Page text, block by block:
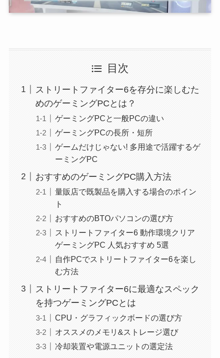
目次
ストリートファイター6を存分に楽しむた
めのゲーミングPCとは？
ゲーミングPCと一般PCの違い
ゲーミングPCの長所・短所
ゲームだけじゃない! 多用途で活躍するゲ
ーミングPC
おすすめのゲーミングPC購入方法
量販店で既製品を購入する場合のポイン
ト
おすすめのBTOパソコンの選び方
ストリートファイター6 動作環境クリア
ゲーミングPC 人気おすすめ 5選
自作PCでストリートファイター6を楽し
む方法
ストリートファイター6に最適なスペック
を持つゲーミングPCとは
CPU・グラフィックボードの選び方
オススメのメモリ&ストレージ選び
冷却装置や電源ユニットの選定法